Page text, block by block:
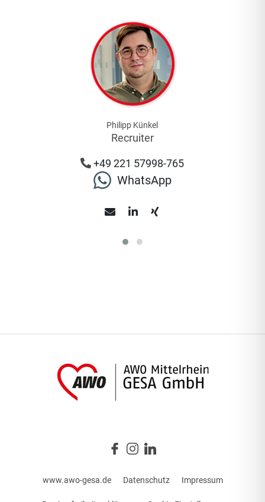
Philipp Künkel
Recruiter
+49 221 57998-765
WhatsApp
www.awo-gesa.de Datenschutz Impressum